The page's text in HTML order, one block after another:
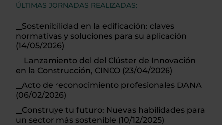
ÚLTIMAS JORNADAS REALIZADAS:
Sostenibilidad en la edificación: claves
normativas y soluciones para su aplicación
(14/05/2026)
Lanzamiento del del Clúster de Innovación
en la Construcción, CINCO (23/04/2026)
Acto de reconocimiento profesionales DANA
(06/02/2026)
Construye tu futuro: Nuevas habilidades para
un sector más sostenible (10/12/2025)